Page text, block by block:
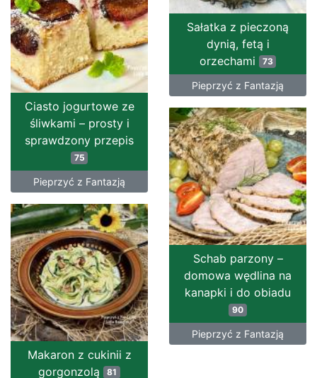
Sałatka z pieczoną
dynią, fetą i
orzechami
73
Pieprzyć z Fantazją
Ciasto jogurtowe ze
śliwkami – prosty i
sprawdzony przepis
75
Pieprzyć z Fantazją
Schab parzony –
domowa wędlina na
kanapki i do obiadu
90
Pieprzyć z Fantazją
Makaron z cukinii z
gorgonzolą 81